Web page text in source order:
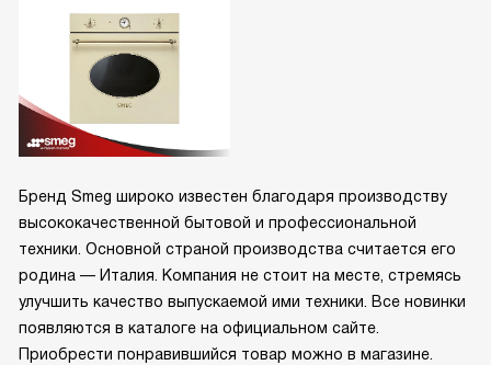
Бренд Smeg широко известен благодаря производству
высококачественной бытовой и профессиональной
техники. Основной страной производства считается его
родина — Италия. Компания не стоит на месте, стремясь
улучшить качество выпускаемой ими техники. Все новинки
появляются в каталоге на официальном сайте.
Приобрести понравившийся товар можно в магазине.